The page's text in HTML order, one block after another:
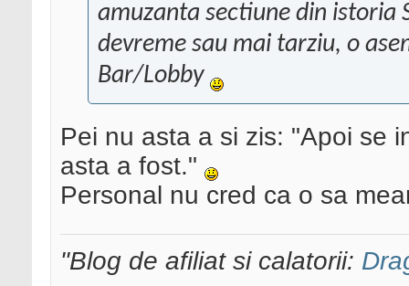
amuzanta sectiune din istoria
devreme sau mai tarziu, o
Bar/Lobby
Pei nu asta a si zis: "Apoi se
asta a fost."
Personal nu cred ca o sa
"Blog de afiliat si calatorii: